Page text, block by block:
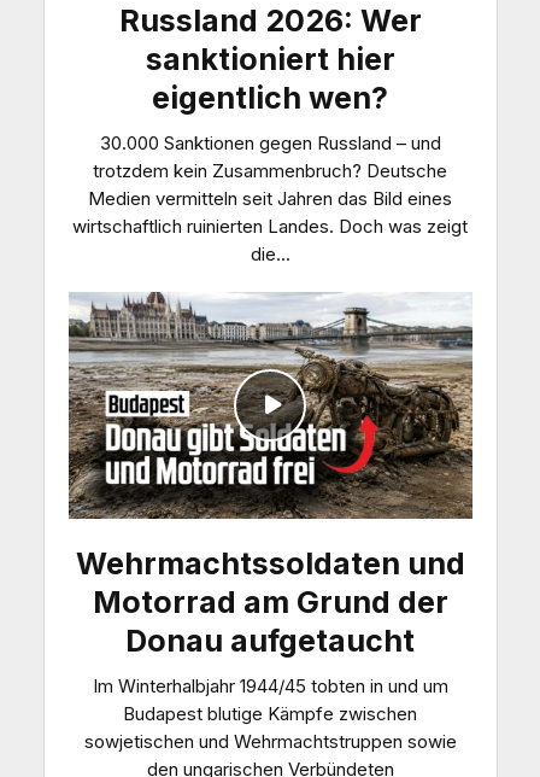
Russland 2026: Wer
sanktioniert hier
eigentlich wen?
30.000 Sanktionen gegen Russland – und
trotzdem kein Zusammenbruch? Deutsche
Medien vermitteln seit Jahren das Bild eines
wirtschaftlich ruinierten Landes. Doch was zeigt
die...
Wehrmachtssoldaten und
Motorrad am Grund der
Donau aufgetaucht
Im Winterhalbjahr 1944/45 tobten in und um
Budapest blutige Kämpfe zwischen
sowjetischen und Wehrmachtstruppen sowie
den ungarischen Verbündeten